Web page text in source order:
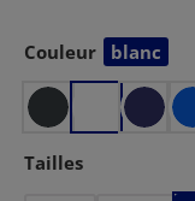
Sélectionnez
Couleur blanc
Sélectionnez
Tailles